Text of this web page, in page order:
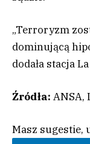
„Terroryzm
dominującą
dodała stacja
Źródła: ANSA,
Masz sugestie,